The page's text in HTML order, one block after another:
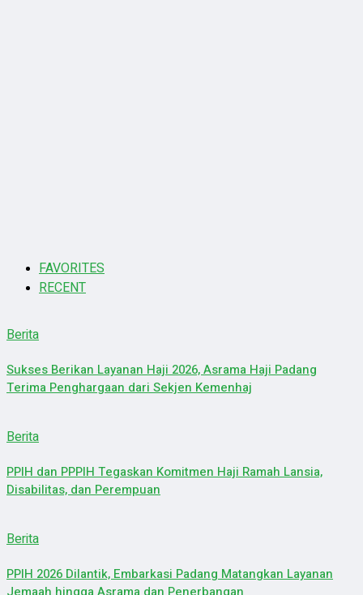
FAVORITES
RECENT
Berita
Sukses Berikan Layanan Haji 2026, Asrama Haji Padang
Terima Penghargaan dari Sekjen Kemenhaj
Berita
PPIH dan PPPIH Tegaskan Komitmen Haji Ramah Lansia,
Disabilitas, dan Perempuan
Berita
PPIH 2026 Dilantik, Embarkasi Padang Matangkan Layanan